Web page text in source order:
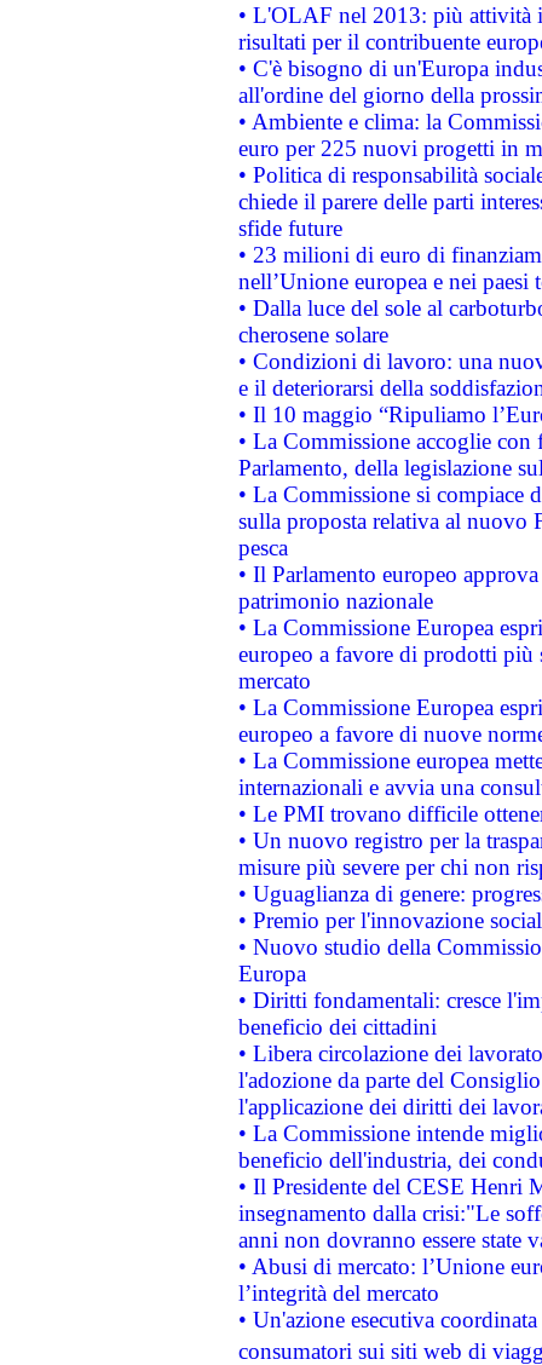
• L'OLAF nel 2013: più attività
risultati per il contribuente
• C'è bisogno di un'Europa
all'ordine del giorno della
• Ambiente e clima: la
euro per 225 nuovi progetti in
• Politica di responsabilità
chiede il parere delle parti
sfide future
• 23 milioni di euro di
nell’Unione europea e nei paesi
• Dalla luce del sole al
cherosene solare
• Condizioni di lavoro: una
e il deteriorarsi della
• Il 10 maggio “Ripuliamo
• La Commissione accoglie
Parlamento, della legislazione
• La Commissione si compiace
sulla proposta relativa al nuovo
pesca
• Il Parlamento europeo
patrimonio nazionale
• La Commissione Europea
europeo a favore di prodotti
mercato
• La Commissione Europea
europeo a favore di nuove
• La Commissione europea
internazionali e avvia una
• Le PMI trovano difficile
• Un nuovo registro per la
misure più severe per chi non
• Uguaglianza di genere:
• Premio per l'innovazione
• Nuovo studio della
Europa
• Diritti fondamentali: cresce
beneficio dei cittadini
• Libera circolazione dei
l'adozione da parte del
l'applicazione dei diritti dei
• La Commissione intende
beneficio dell'industria, dei
• Il Presidente del CESE Henri
insegnamento dalla crisi:"Le
anni non dovranno essere state
• Abusi di mercato: l’Unione
l’integrità del mercato
• Un'azione esecutiva
consumatori sui siti web di